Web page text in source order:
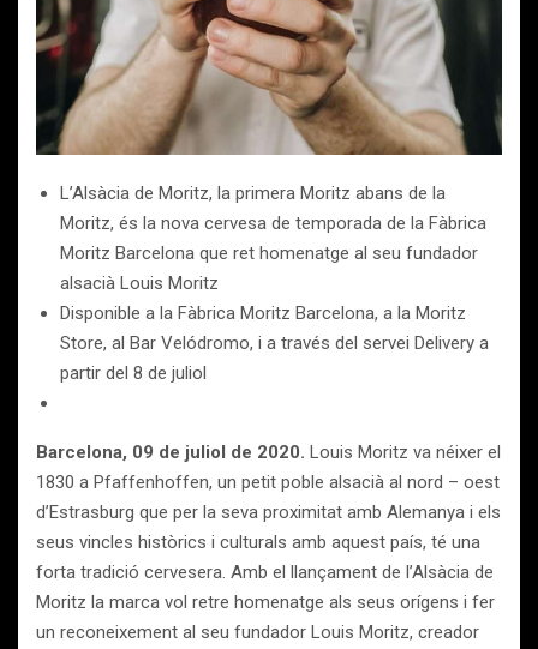
L’Alsàcia de Moritz, la primera Moritz abans de la
Moritz, és la nova cervesa de temporada de la Fàbrica
Moritz Barcelona que ret homenatge al seu fundador
alsacià Louis Moritz
Disponible a la Fàbrica Moritz Barcelona, a la Moritz
Store, al Bar Velódromo, i a través del servei Delivery a
partir del 8 de juliol
Barcelona, 09 de juliol de 2020. Louis Moritz va néixer el
1830 a Pfaffenhoffen, un petit poble alsacià al nord – oest
d’Estrasburg que per la seva proximitat amb Alemanya i els
seus vincles històrics i culturals amb aquest país, té una
forta tradició cervesera. Amb el llançament de l’Alsàcia de
Moritz la marca vol retre homenatge als seus orígens i fer
un reconeixement al seu fundador Louis Moritz, creador